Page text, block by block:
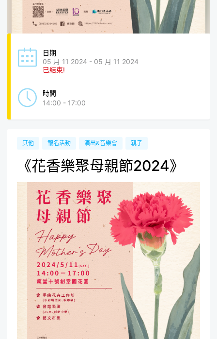
日期
05 月 11 2024 - 05 月 11 2024
已結束!
時間
14:00 - 17:00
其他 報名活動 演出&音樂會 親子
《花香樂聚母親節2024》